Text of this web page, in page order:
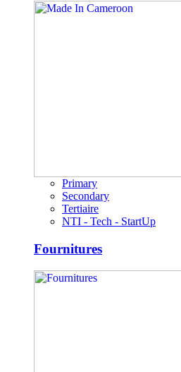
Primary
Secondary
Tertiaire
NTI - Tech - StartUp
Fournitures